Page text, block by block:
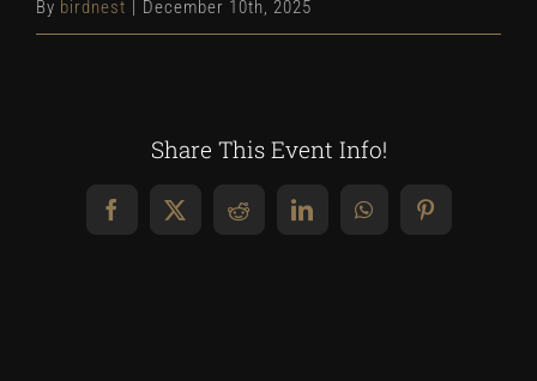
By birdnest December 10th, 2025
Share This Event Info!
Facebook
X RedditLinkedInWhatsAppPinterest